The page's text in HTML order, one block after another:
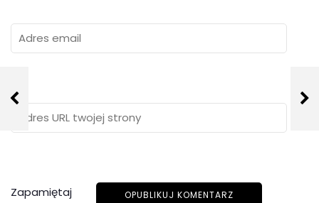
Zapamiętaj